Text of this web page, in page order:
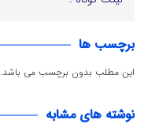
برچسب ها
این مطلب بدون برچسب می باشد.
نوشته های مشابه